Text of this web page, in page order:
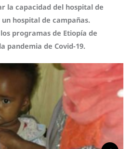
la capacidad del hospital de
hospital de campañas.
programas de Etiopía de
pandemia de Covid-19.